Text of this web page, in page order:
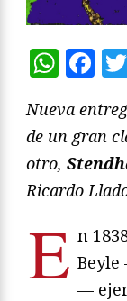
Nueva
de un gran
otro,
Ricardo
E n
—